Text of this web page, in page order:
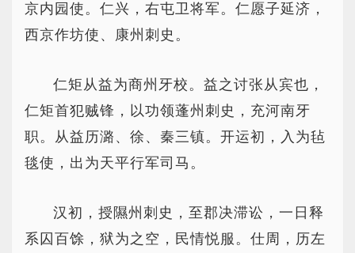
京内园使。仁兴，右屯卫将军。仁愿子延济，
西京作坊使、康州刺史。
仁矩从益为商州牙校。益之讨张从宾也，
仁矩首犯贼锋，以功领蓬州刺史，充河南牙
职。从益历潞、徐、秦三镇。开运初，入为毡
毯使，出为天平行军司马。
汉初，授隰州刺史，至郡决滞讼，一日释
系囚百馀，狱为之空，民情悦服。仕周，历左